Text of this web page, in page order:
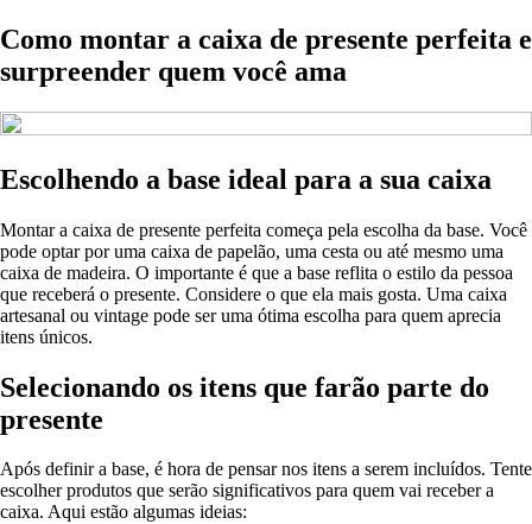
Como montar a caixa de presente perfeita e
surpreender quem você ama
Escolhendo a base ideal para a sua caixa
Montar a caixa de presente perfeita começa pela escolha da base. Você
pode optar por uma caixa de papelão, uma cesta ou até mesmo uma
caixa de madeira. O importante é que a base reflita o estilo da pessoa
que receberá o presente. Considere o que ela mais gosta. Uma caixa
artesanal ou vintage pode ser uma ótima escolha para quem aprecia
itens únicos.
Selecionando os itens que farão parte do
presente
Após definir a base, é hora de pensar nos itens a serem incluídos. Tente
escolher produtos que serão significativos para quem vai receber a
caixa. Aqui estão algumas ideias: